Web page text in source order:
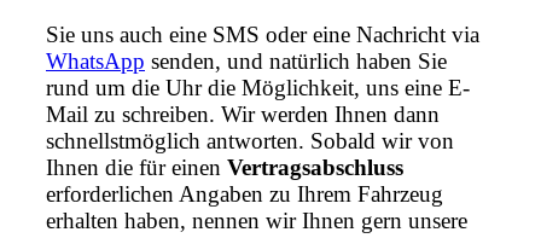
Sie uns auch eine SMS oder eine Nachricht via
WhatsApp senden, und natürlich haben Sie
rund um die Uhr die Möglichkeit, uns eine E-
Mail zu schreiben. Wir werden Ihnen dann
schnellstmöglich antworten. Sobald wir von
Ihnen die für einen Vertragsabschluss
erforderlichen Angaben zu Ihrem Fahrzeug
erhalten haben, nennen wir Ihnen gern unsere